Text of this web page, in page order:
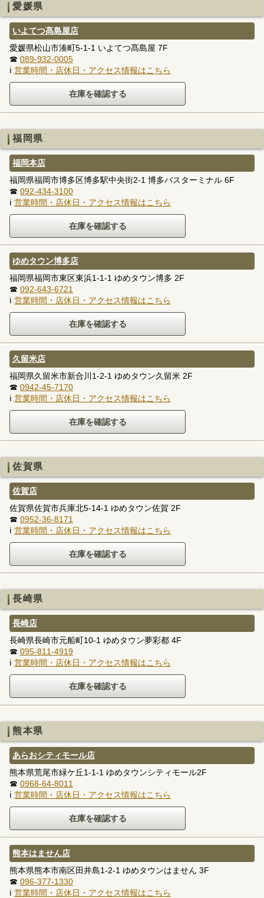
愛媛県
いよてつ髙島屋店
愛媛県松山市湊町5-1-1 いよてつ髙島屋 7F
☎ 089-932-0005
ℹ 営業時間・店休日・アクセス情報はこちら
福岡県
福岡本店
福岡県福岡市博多区博多駅中央街2-1 博多バスターミナル 6F
☎ 092-434-3100
ℹ 営業時間・店休日・アクセス情報はこちら
ゆめタウン博多店
福岡県福岡市東区東浜1-1-1 ゆめタウン博多 2F
☎ 092-643-6721
ℹ 営業時間・店休日・アクセス情報はこちら
久留米店
福岡県久留米市新合川1-2-1 ゆめタウン久留米 2F
☎ 0942-45-7170
ℹ 営業時間・店休日・アクセス情報はこちら
佐賀県
佐賀店
佐賀県佐賀市兵庫北5-14-1 ゆめタウン佐賀 2F
☎ 0952-36-8171
ℹ 営業時間・店休日・アクセス情報はこちら
長崎県
長崎店
長崎県長崎市元船町10-1 ゆめタウン夢彩都 4F
☎ 095-811-4919
ℹ 営業時間・店休日・アクセス情報はこちら
熊本県
あらおシティモール店
熊本県荒尾市緑ケ丘1-1-1 ゆめタウンシティモール2F
☎ 0968-64-8011
ℹ 営業時間・店休日・アクセス情報はこちら
熊本はません店
熊本県熊本市南区田井島1-2-1 ゆめタウンはません 3F
☎ 096-377-1330
ℹ 営業時間・店休日・アクセス情報はこちら